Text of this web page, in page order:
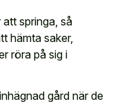
springa, så
hämta saker,
röra på sig i
gård när de